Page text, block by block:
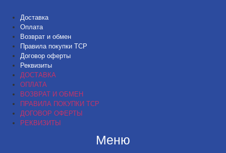
Доставка
Оплата
Возврат и обмен
Правила покупки ТСР
Договор оферты
Реквизиты
ДОСТАВКА
ОПЛАТА
ВОЗВРАТ И ОБМЕН
ПРАВИЛА ПОКУПКИ ТСР
ДОГОВОР ОФЕРТЫ
РЕКВИЗИТЫ
Меню